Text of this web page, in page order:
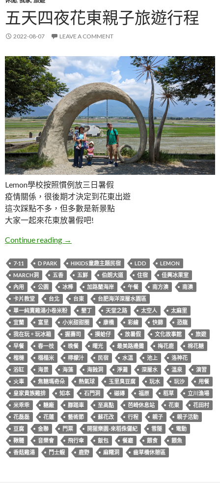
五天四夜花東親子旅遊行程
2022-08-07 LEAVE A COMMENT
Lemon學校按照慣例放三日暑假
疫情關係，很後期才決定到花東出遊
這次踩點不多，但多數是新景點
大家一起來花東放暑假吧!
Continue reading 五天四夜花東親子旅遊行程
→
7-11 D PARK HIKIDS童趣主題民宿 LDD
LEMON
MARCH洞
五香 五鮮 伯朗大道 住宿
佳興冰果室
內用
公園 冰棒 加路蘭海岸 午餐 南方澳
南澳
卡片教堂
台北 台東
台肥海洋深層水園區
單一純賣雞湯小卷米粉
墾丁 天堂之路 太空人
太麻里
宜蘭
富里 小米甜甜圈 康橋 彩繪 快篩
恐龍
我在玩。玩冰箱
握壽司 摸蛤仔 放暑假 文化故事館
旅遊
早餐
春一枝 晚餐 曙光 最美路邊攤 梅花鹿
棉花糖
榴槤
榻榻米 檸檬汁 民宿 水溫 池上
洛神花
浴缸
海景 海藻 海蝕洞 淨灘 深層水 溫泉
演習
火車
焦糖瑪奇朵 熱氣球 玉里臭豆腐 玩水 玩沙
用餐
皇家貴族雞排
知本 石門洞 磁磚 福原 稻草
立川漁場
米乖乖
糖廠 腳踏車 至高點 芭崎休息站 花東
花田村
花磊磊
花蓮 藝術節 蘇花改 行程 親子
親子活動
豆腐
金聯 門票 開猩樂園-來稻侏儸紀 雪隧
電動
鞦韆
音樂會 飛行傘 飯包 餐廳 餵食
餵魚
香菇雞湯
鬥士蝦 鹿野 麻糬洞 齒草橋休憩區